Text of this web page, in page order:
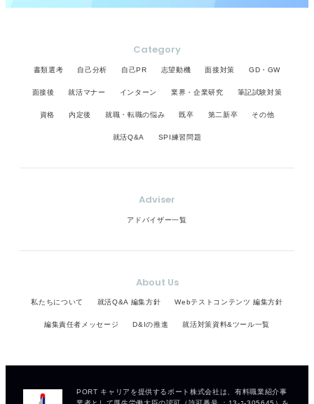
Category
書類選考 自己分析 自己PR 志望動機 面接対策 GD・GW
面接後 就活マナー インターン 業界・企業研究 筆記試験対策
資格 内定後 就職・転職の悩み 既卒 第二新卒 その他
就活Q&A SPI練習問題
Adviser
アドバイザー一覧
About Us
私たちについて 就活Q&A 編集方針 Webテストコンテンツ 編集方針
編集責任者メッセージ D&Iの推進 就活対策資料&ツール一覧